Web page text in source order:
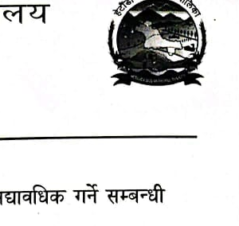
सूचना !
।
Phone: 9855010111
सविन न्यौपाने